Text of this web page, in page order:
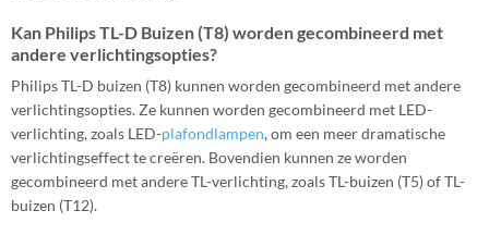
Kan Philips TL-D Buizen (T8) worden gecombineerd met
andere verlichtingsopties?
Philips TL-D buizen (T8) kunnen worden gecombineerd met andere
verlichtingsopties. Ze kunnen worden gecombineerd met LED-
verlichting, zoals LED-plafondlampen, om een meer dramatische
verlichtingseffect te creëren. Bovendien kunnen ze worden
gecombineerd met andere TL-verlichting, zoals TL-buizen (T5) of TL-
buizen (T12).